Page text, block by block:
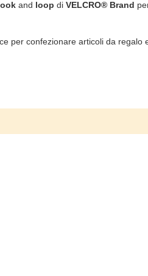
and loop di VELCRO® Brand
per confezionare articoli da regalo